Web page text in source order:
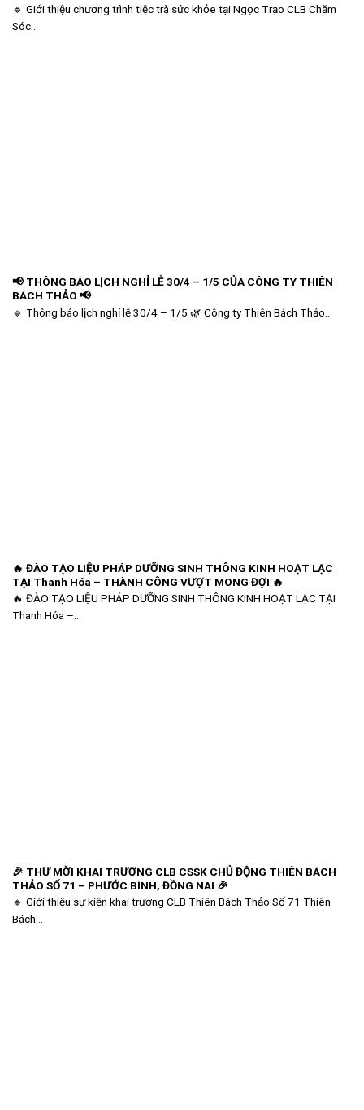
🔹 Giới thiệu chương trình tiệc trà sức khỏe tại Ngọc Trạo CLB Chăm
Sóc...
📢 THÔNG BÁO LỊCH NGHỈ LỄ 30/4 – 1/5 CỦA CÔNG TY THIÊN
BÁCH THẢO 📢
🔹 Thông báo lịch nghỉ lễ 30/4 – 1/5 🌿 Công ty Thiên Bách Thảo...
🔥 ĐÀO TẠO LIỆU PHÁP DƯỠNG SINH THÔNG KINH HOẠT LẠC
TẠI Thanh Hóa – THÀNH CÔNG VƯỢT MONG ĐỢI 🔥
🔥 ĐÀO TẠO LIỆU PHÁP DƯỠNG SINH THÔNG KINH HOẠT LẠC TẠI
Thanh Hóa –...
🎉 THƯ MỜI KHAI TRƯƠNG CLB CSSK CHỦ ĐỘNG THIÊN BÁCH
THẢO SỐ 71 – PHƯỚC BÌNH, ĐỒNG NAI 🎉
🔹 Giới thiệu sự kiện khai trương CLB Thiên Bách Thảo Số 71 Thiên
Bách...